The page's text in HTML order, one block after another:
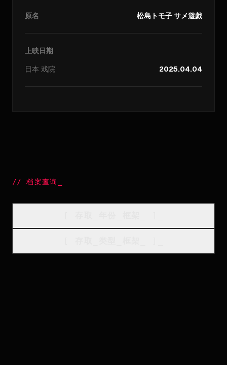
原名 松島トモ子 サメ遊戯
上映日期
日本 戏院 2025.04.04
//档案查询